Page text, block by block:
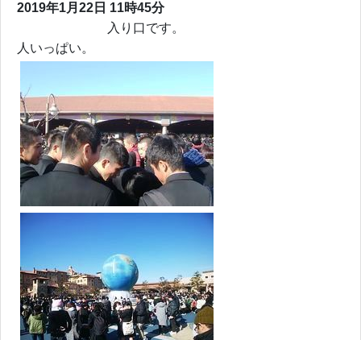
2019年1月22日 11時45分
入り口です。
人いっぱい。